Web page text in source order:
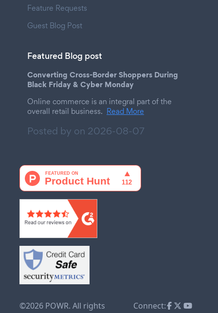
Feature Requests
Guest Blog Post
Featured Blog post
Converting Cross-Border Shoppers During
Black Friday & Cyber Monday
Online commerce is an integral part of the
overall retail business. Read More
Posted by on 2026-08-07
©2026 POWR. All rights
Connect: